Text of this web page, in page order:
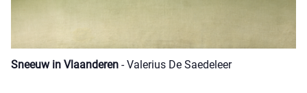
Sneeuw in Vlaanderen - Valerius De Saedeleer